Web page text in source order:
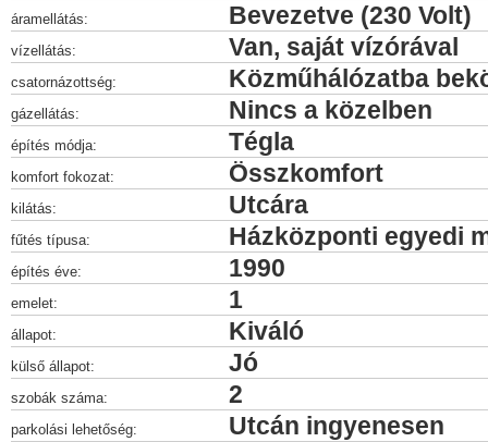
áramellátás: Bevezetve (230 Volt)
vízellátás: Van, saját vízórával
csatornázottség: Közműhálózatba
gázellátás: Nincs a közelben
építés módja: Tégla
komfort fokozat: Összkomfort
kilátás: Utcára
fűtés típusa: Házközponti egyedi
építés éve: 1990
emelet: 1
állapot: Kiváló
külső állapot: Jó
szobák száma: 2
parkolási lehetőség: Utcán ingyenesen